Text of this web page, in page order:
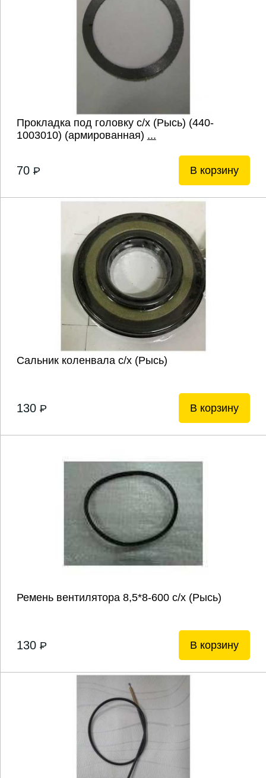
Прокладка под головку с/х (Рысь) (440-
1003010) (армированная) ...
70 P В корзину
Сальник коленвала с/х (Рысь)
130 P В корзину
Ремень вентилятора 8,5*8-600 с/х (Рысь)
130 P В корзину